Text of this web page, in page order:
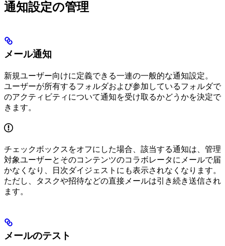
通知設定の管理
メール通知
新規ユーザー向けに定義できる一連の一般的な通知設定。
ユーザーが所有するフォルダおよび参加しているフォルダで
のアクティビティについて通知を受け取るかどうかを決定で
きます。
チェックボックスをオフにした場合、該当する通知は、管理
対象ユーザーとそのコンテンツのコラボレータにメールで届
かなくなり、日次ダイジェストにも表示されなくなります。
ただし、タスクや招待などの直接メールは引き続き送信され
ます。
メールのテスト